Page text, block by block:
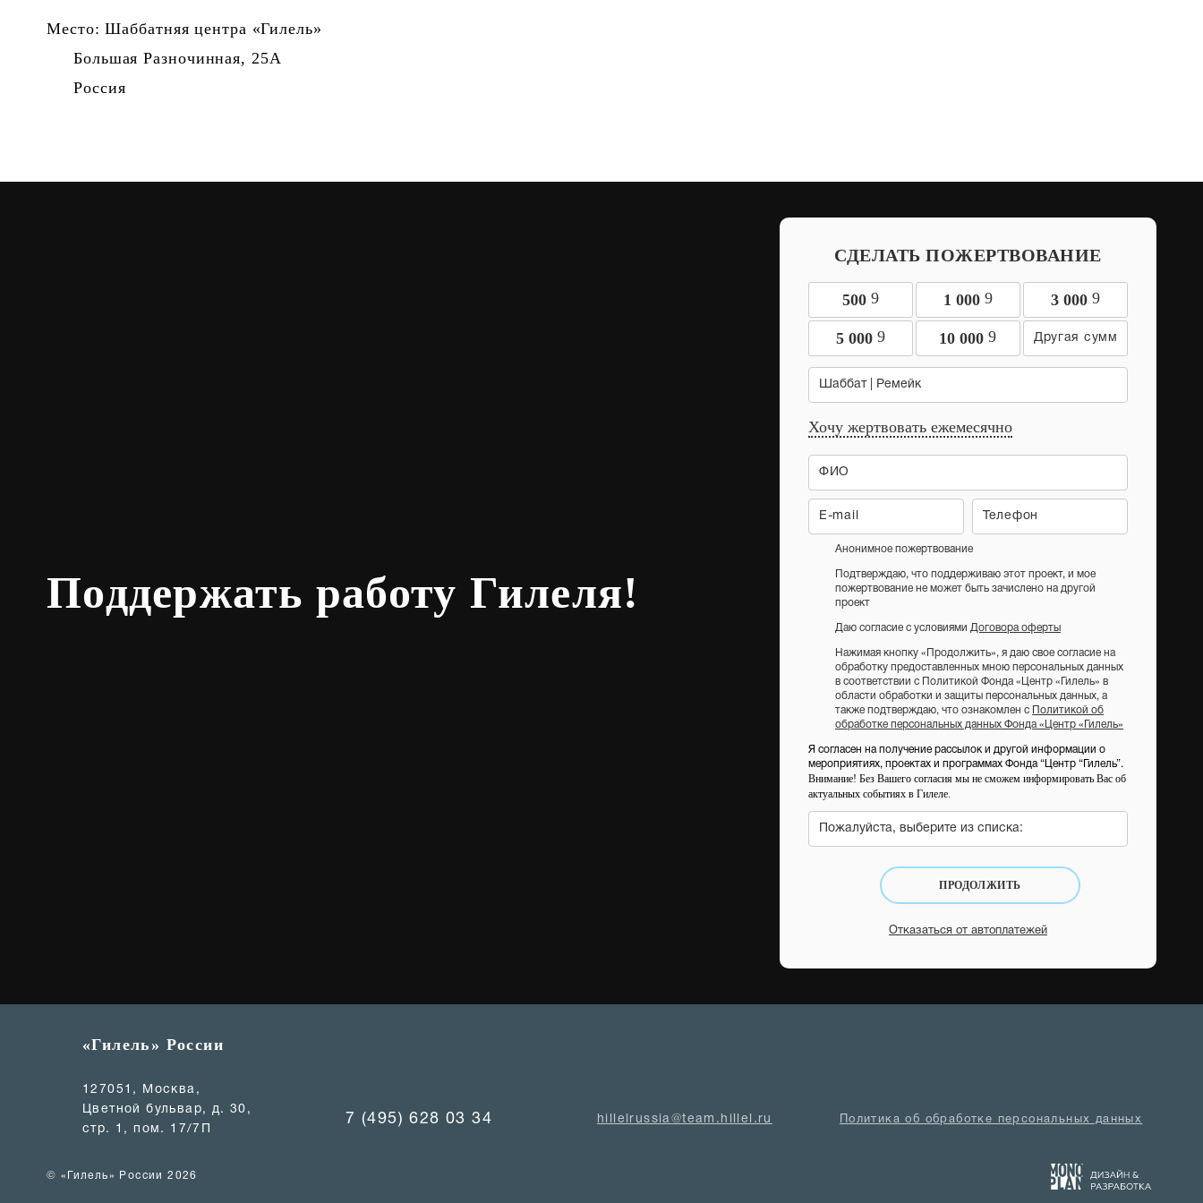
Место: Шаббатняя центра «Гилель»
Большая Разночинная, 25А
Россия
Поддержать работу Гилеля!
СДЕЛАТЬ ПОЖЕРТВОВАНИЕ
500 9 1 000 9 3 000 9
5 000 9 10 0009
Шаббат | Ремейк
Хочу жертвовать ежемесячно
Анонимное пожертвование
Подтверждаю, что поддерживаю этот проект, и мое
пожертвование не может быть зачислено на другой
проект
Даю согласие с условиями Договора оферты
Нажимая кнопку «Продолжить», я даю свое согласие на
обработку предоставленных мною персональных данных
в соответствии с Политикой Фонда «Центр «Гилель» в
области обработки и защиты персональных данных, а
также подтверждаю, что ознакомлен с
Политикой об
обработке персональных данных Фонда «Центр «Гилель»
Я согласен на получение рассылок и другой информации о
мероприятиях, проектах и программах Фонда “Центр “Гилель”.
Внимание! Без Вашего согласия мы не сможем информировать Вас об
актуальных событиях в Гилеле.
Пожалуйста, выберите из списка:
ПРОДОЛЖИТЬ
Отказаться от автоплатежей
«Гилель» России
127051, Москва,
Цветной бульвар, д. 30,
стр. 1, пом. 17/7П
© «Гилель» России 2026
7 (495) 628 03 34 hillelrussia@team.hillel.ru Политика об обработке персональных данных